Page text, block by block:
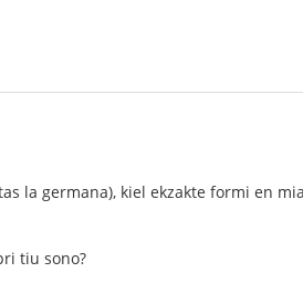
la germana), kiel ekzakte formi en
tiu sono?